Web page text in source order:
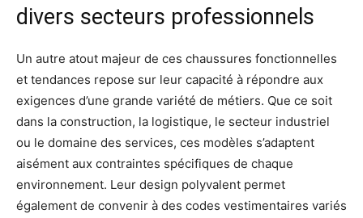
divers secteurs professionnels
Un autre atout majeur de ces chaussures fonctionnelles
et tendances repose sur leur capacité à répondre aux
exigences d’une grande variété de métiers. Que ce soit
dans la construction, la logistique, le secteur industriel
ou le domaine des services, ces modèles s’adaptent
aisément aux contraintes spécifiques de chaque
environnement. Leur design polyvalent permet
également de convenir à des codes vestimentaires variés